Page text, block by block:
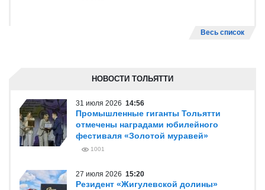
Весь список
НОВОСТИ ТОЛЬЯТТИ
31 июля 2026 14:56
Промышленные гиганты Тольятти
отмечены наградами юбилейного
фестиваля «Золотой муравей»
1001
27 июля 2026 15:20
Резидент «Жигулевской долины»